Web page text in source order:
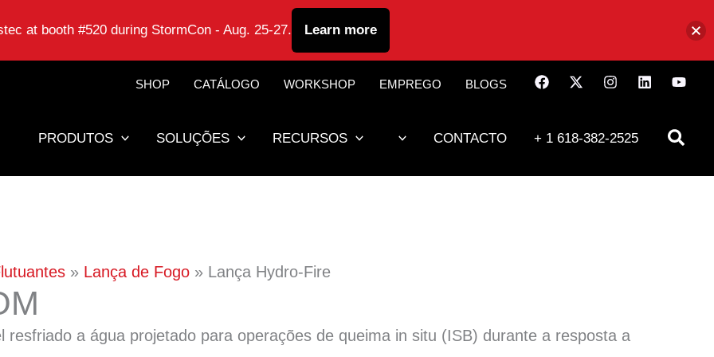
SHOP CATÁLOGO WORKSHOP EMPREGO BLOGS
PRODUTOS SOLUÇÕES RECURSOS CONTACTO + 1 618-382-2525
Lança de Fogo Lança Hydro-Fire
a água projetado para operações de queima in situ (ISB) durante a resposta a
at booth #520 during StormCon - Aug. 25-27. Learn more